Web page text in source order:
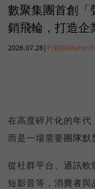
數聚集團首創「
銷飛輪，打造企
2026.07.28|行銷與Martech
在高度碎片化的年代
而是一場需要團隊默
從社群平台、通訊軟
短影音等，消費者